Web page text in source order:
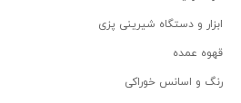
ابزار و دستگاه شیرینی پزی
قهوه عمده
رنگ و اسانس خوراکی